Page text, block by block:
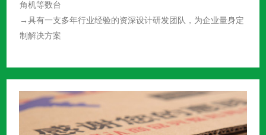
角机等数台
→具有一支多年行业经验的资深设计研发团队，为企业量身定
制解决方案